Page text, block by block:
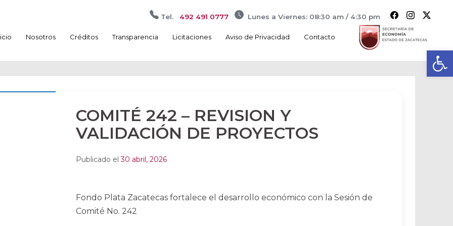
Tel. 492 491 0777 Lunes a Viernes: 08:30 am / 4:30 pm
Nosotros Créditos Transparencia Licitaciones Aviso de Privacidad Contacto
COMITÉ 242 – REVISION Y
VALIDACIÓN DE PROYECTOS
Publicado el30 abril, 2026
Fondo Plata Zacatecas fortalece el desarrollo económico con la Sesión de
Comité No. 242